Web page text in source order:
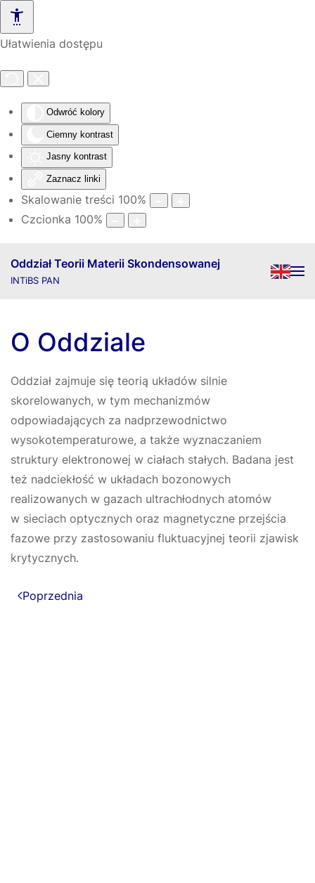
Ułatwienia dostępu
Odwróć kolory
Ciemny kontrast
Jasny kontrast
Zaznacz linki
Skalowanie treści 100%
Czcionka 100%
Skip to main content
Oddział Teorii Materii Skondensowanej
INTiBS PAN
O Oddziale
Oddział zajmuje się teorią układów silnie
skorelowanych, w tym mechanizmów
odpowiadających za nadprzewodnictwo
wysokotemperaturowe, a także wyznaczaniem
struktury elektronowej w ciałach stałych. Badana jest
też nadciekłość w układach bozonowych
realizowanych w gazach ultrachłodnych atomów
w sieciach optycznych oraz magnetyczne przejścia
fazowe przy zastosowaniu fluktuacyjnej teorii zjawisk
krytycznych.
Poprzednia